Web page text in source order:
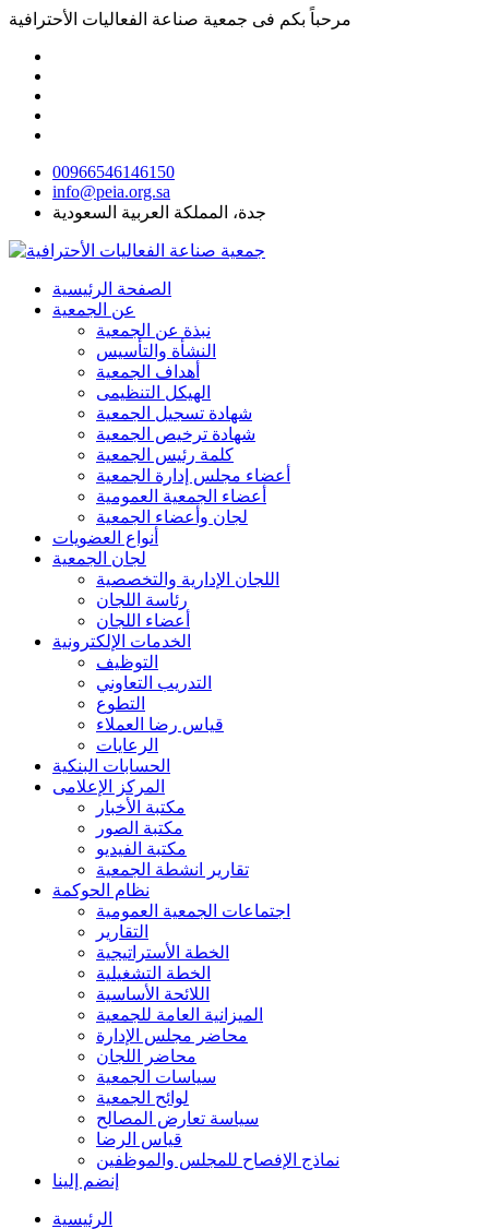
مرحباً بكم فى جمعية صناعة الفعاليات الأحترافية
00966546146150
info@peia.org.sa
جدة، المملكة العربية السعودية
الصفحة الرئيسية
عن الجمعية
نبذة عن الجمعية
النشأة والتأسيس
أهداف الجمعية
الهيكل التنظيمى
شهادة تسجيل الجمعية
شهادة ترخيص الجمعية
كلمة رئيس الجمعية
أعضاء مجلس إدارة الجمعية
أعضاء الجمعية العمومية
لجان وأعضاء الجمعية
أنواع العضويات
لجان الجمعية
اللجان الإدارية والتخصصية
رئاسة اللجان
أعضاء اللجان
الخدمات الإلكترونية
التوظيف
التدريب التعاوني
التطوع
قياس رضا العملاء
الرعايات
الحسابات البنكية
المركز الإعلامى
مكتبة الأخبار
مكتبة الصور
مكتبة الفيديو
تقارير انشطة الجمعية
نظام الحوكمة
اجتماعات الجمعية العمومية
التقارير
الخطة الأستراتيجية
الخطة التشغيلية
اللائحة الأساسية
الميزانية العامة للجمعية
محاضر مجلس الإدارة
محاضر اللجان
سياسات الجمعية
لوائح الجمعية
سياسة تعارض المصالح
قياس الرضا
نماذج الإفصاح للمجلس والموظفين
إنضم إلينا
الرئيسية